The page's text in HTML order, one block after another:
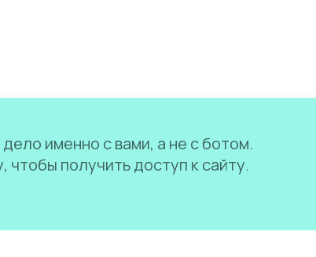
именно с вами, а не с ботом.
получить доступ к сайту.